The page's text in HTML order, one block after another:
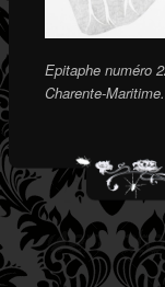
Epitaphe numéro
Charente-Maritime.